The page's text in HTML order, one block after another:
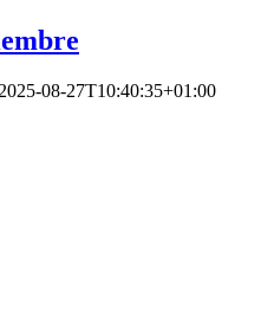
2025-08-27T10:40:35+01:00